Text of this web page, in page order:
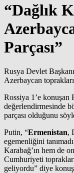
“Dağlık
Parçası”
Rusya Devlet Başkanı
Azerbaycan
Rossiya 1’e konuşan
değerlendirmesinde
parçası olduğunu
Putin, “Ermenistan,
egemenliğini
Karabağ’ın hem de
Cumhuriyeti
geliyordu” diye